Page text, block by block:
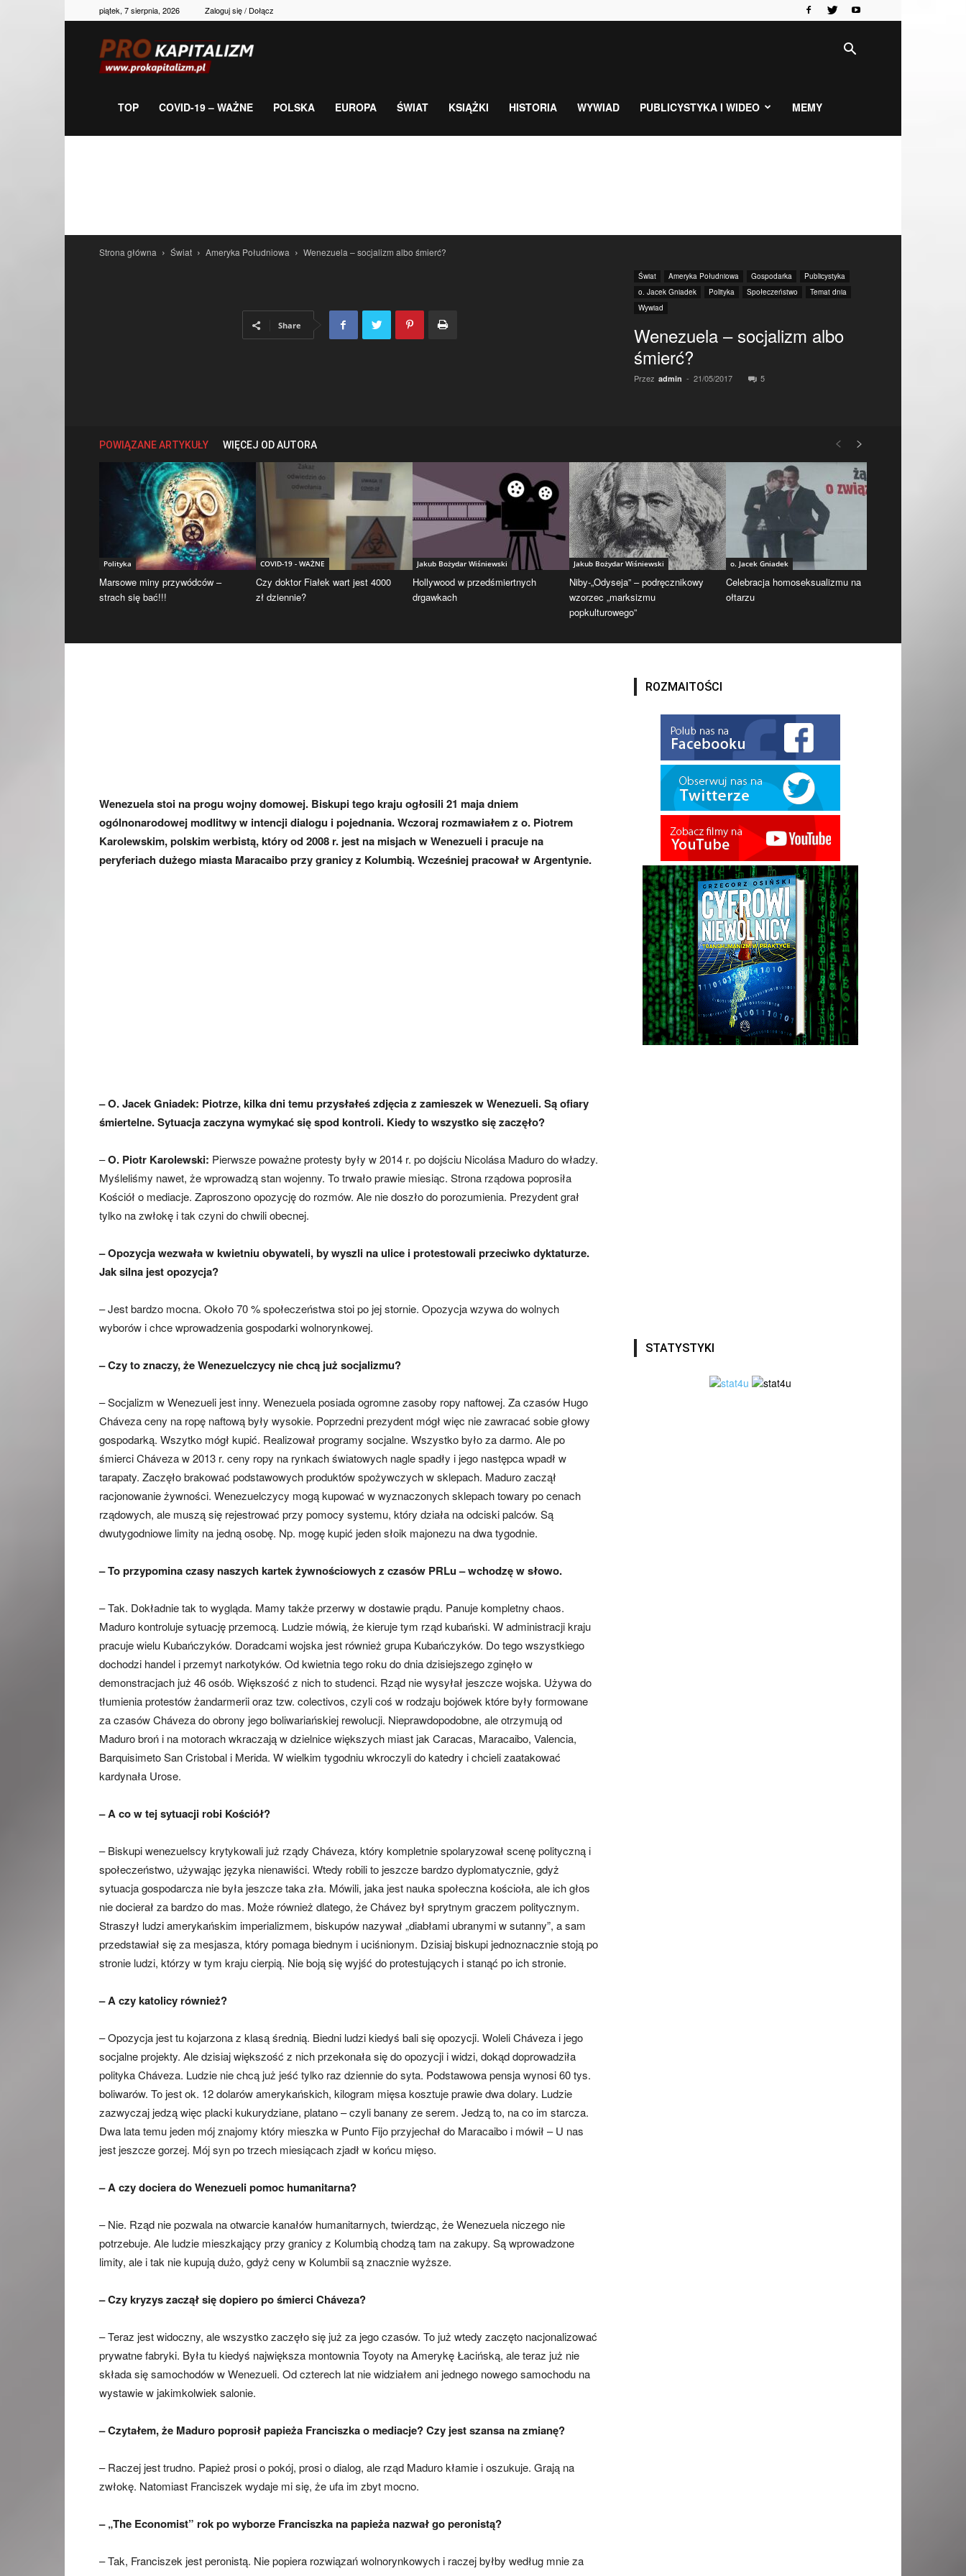
piątek, 7 sierpnia, 2026 Zaloguj się / Dołącz
gospodarka,
TOP COVID-19 – WAŻNE POLSKA EUROPA ŚWIAT KSIĄŻKI HISTORIA WYWIAD PUBLICYSTYKA I WIDEO MEMY
Strona główna Świat Ameryka Południowa Wenezuela – socjalizm albo śmierć?
Świat Ameryka Południowa Gospodarka
Publicystyka
o. Jacek Gniadek
Polityka Społeczeństwo
Temat dnia
Wywiad
Wenezuela – socjalizm albo
śmierć?
Przez admin - 21/05/2017 5
Share
POWIĄZANE ARTYKUŁY WIĘCEJ OD AUTORA
Polityka
Marsowe miny przywódców –
strach się bać!!!
COVID-19 - WAŻNE
Czy doktor Fiałek wart jest 4000
zł dziennie?
Jakub Bożydar Wiśniewski
Hollywood w przedśmiertnych
drgawkach
Jakub Bożydar Wiśniewski
Niby-„Odyseja” – podręcznikowy
wzorzec „marksizmu
popkulturowego”
o. Jacek Gniadek
Celebracja homoseksualizmu na
ołtarzu
Wenezuela stoi na progu wojny domowej. Biskupi tego kraju ogłosili 21 maja dniem
ogólnonarodowej modlitwy w intencji dialogu i pojednania. Wczoraj rozmawiałem z o. Piotrem
Karolewskim, polskim werbistą, który od 2008 r. jest na misjach w Wenezueli i pracuje na
peryferiach dużego miasta Maracaibo przy granicy z Kolumbią. Wcześniej pracował w Argentynie.
– O. Jacek Gniadek: Piotrze, kilka dni temu przysłałeś zdjęcia z zamieszek w Wenezueli. Są ofiary
śmiertelne. Sytuacja zaczyna wymykać się spod kontroli. Kiedy to wszystko się zaczęło?
–O. Piotr Karolewski: Pierwsze poważne protesty były w 2014 r. po dojściu Nicolása Maduro do władzy.
Myśleliśmy nawet, że wprowadzą stan wojenny. To trwało prawie miesiąc. Strona rządowa poprosiła
Kościół o mediacje. Zaproszono opozycję do rozmów. Ale nie doszło do porozumienia. Prezydent grał
tylko na zwłokę i tak czyni do chwili obecnej.
– Opozycja wezwała w kwietniu obywateli, by wyszli na ulice i protestowali przeciwko dyktaturze.
Jak silna jest opozycja?
– Jest bardzo mocna. Około 70 % społeczeństwa stoi po jej stornie. Opozycja wzywa do wolnych
wyborów i chce wprowadzenia gospodarki wolnorynkowej.
– Czy to znaczy, że Wenezuelczycy nie chcą już socjalizmu?
– Socjalizm w Wenezueli jest inny. Wenezuela posiada ogromne zasoby ropy naftowej. Za czasów Hugo
Cháveza ceny na ropę naftową były wysokie. Poprzedni prezydent mógł więc nie zawracać sobie głowy
gospodarką. Wszytko mógł kupić. Realizował programy socjalne. Wszystko było za darmo. Ale po
śmierci Cháveza w 2013 r. ceny ropy na rynkach światowych nagle spadły i jego następca wpadł w
tarapaty. Zaczęło brakować podstawowych produktów spożywczych w sklepach. Maduro zaczął
racjonowanie żywności. Wenezuelczycy mogą kupować w wyznaczonych sklepach towary po cenach
rządowych, ale muszą się rejestrować przy pomocy systemu, który działa na odciski palców. Są
dwutygodniowe limity na jedną osobę. Np. mogę kupić jeden słoik majonezu na dwa tygodnie.
– To przypomina czasy naszych kartek żywnościowych z czasów PRLu – wchodzę w słowo.
– Tak. Dokładnie tak to wygląda. Mamy także przerwy w dostawie prądu. Panuje kompletny chaos.
Maduro kontroluje sytuację przemocą. Ludzie mówią, że kieruje tym rząd kubański. W administracji kraju
pracuje wielu Kubańczyków. Doradcami wojska jest również grupa Kubańczyków. Do tego wszystkiego
dochodzi handel i przemyt narkotyków. Od kwietnia tego roku do dnia dzisiejszego zginęło w
demonstracjach już 46 osób. Większość z nich to studenci. Rząd nie wysyłał jeszcze wojska. Używa do
tłumienia protestów żandarmerii oraz tzw. colectivos, czyli coś w rodzaju bojówek które były formowane
za czasów Cháveza do obrony jego boliwariańskiej rewolucji. Nieprawdopodobne, ale otrzymują od
Maduro broń i na motorach wkraczają w dzielnice większych miast jak Caracas, Maracaibo, Valencia,
Barquisimeto San Cristobal i Merida. W wielkim tygodniu wkroczyli do katedry i chcieli zaatakować
kardynała Urose.
– A co w tej sytuacji robi Kościół?
– Biskupi wenezuelscy krytykowali już rządy Cháveza, który kompletnie spolaryzował scenę polityczną i
społeczeństwo, używając języka nienawiści. Wtedy robili to jeszcze bardzo dyplomatycznie, gdyż
sytuacja gospodarcza nie była jeszcze taka zła. Mówili, jaka jest nauka społeczna kościoła, ale ich głos
nie docierał za bardzo do mas. Może również dlatego, że Chávez był sprytnym graczem politycznym.
Straszył ludzi amerykańskim imperializmem, biskupów nazywał „diabłami ubranymi w sutanny”, a sam
przedstawiał się za mesjasza, który pomaga biednym i uciśnionym. Dzisiaj biskupi jednoznacznie stoją po
stronie ludzi, którzy w tym kraju cierpią. Nie boją się wyjść do protestujących i stanąć po ich stronie.
– A czy katolicy również?
– Opozycja jest tu kojarzona z klasą średnią. Biedni ludzi kiedyś bali się opozycji. Woleli Cháveza i jego
socjalne projekty. Ale dzisiaj większość z nich przekonała się do opozycji i widzi, dokąd doprowadziła
polityka Cháveza. Ludzie nie chcą już jeść tylko raz dziennie do syta. Podstawowa pensja wynosi 60 tys.
boliwarów. To jest ok. 12 dolarów amerykańskich, kilogram mięsa kosztuje prawie dwa dolary. Ludzie
zazwyczaj jedzą więc placki kukurydziane, platano – czyli banany ze serem. Jedzą to, na co im starcza.
Dwa lata temu jeden mój znajomy który mieszka w Punto Fijo przyjechał do Maracaibo i mówił – U nas
jest jeszcze gorzej. Mój syn po trzech miesiącach zjadł w końcu mięso.
– A czy dociera do Wenezueli pomoc humanitarna?
– Nie. Rząd nie pozwala na otwarcie kanałów humanitarnych, twierdząc, że Wenezuela niczego nie
potrzebuje. Ale ludzie mieszkający przy granicy z Kolumbią chodzą tam na zakupy. Są wprowadzone
limity, ale i tak nie kupują dużo, gdyż ceny w Kolumbii są znacznie wyższe.
– Czy kryzys zaczął się dopiero po śmierci Cháveza?
– Teraz jest widoczny, ale wszystko zaczęło się już za jego czasów. To już wtedy zaczęto nacjonalizować
prywatne fabryki. Była tu kiedyś największa montownia Toyoty na Amerykę Łacińską, ale teraz już nie
składa się samochodów w Wenezueli. Od czterech lat nie widziałem ani jednego nowego samochodu na
wystawie w jakimkolwiek salonie.
– Czytałem, że Maduro poprosił papieża Franciszka o mediacje? Czy jest szansa na zmianę?
– Raczej jest trudno. Papież prosi o pokój, prosi o dialog, ale rząd Maduro kłamie i oszukuje. Grają na
zwłokę. Natomiast Franciszek wydaje mi się, że ufa im zbyt mocno.
– „The Economist” rok po wyborze Franciszka na papieża nazwał go peronistą?
– Tak, Franciszek jest peronistą. Nie popiera rozwiązań wolnorynkowych i raczej byłby według mnie za
ROZMAITOŚCI
STATYSTYKI